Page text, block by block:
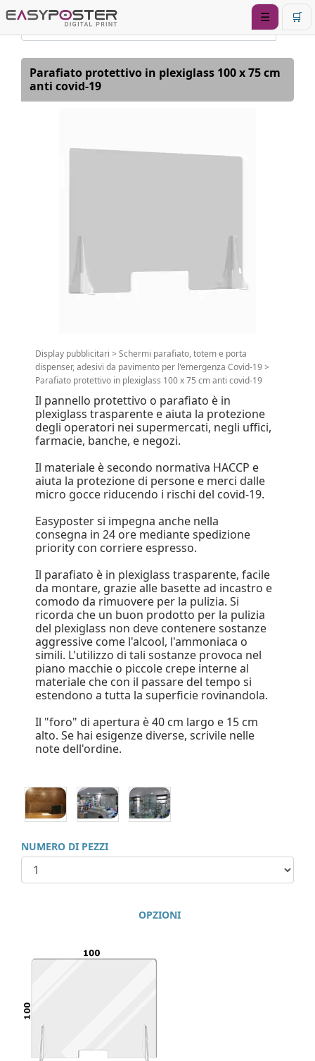
☰ 🛒
Parafiato protettivo in plexiglass 100 x 75 cm
anti covid-19
Display pubblicitari > Schermi parafiato, totem e porta
dispenser, adesivi da pavimento per l'emergenza Covid-19>
Parafiato protettivo in plexiglass 100 x 75 cm anti covid-19
Il pannello protettivo o parafiato è in
plexiglass trasparente e aiuta la protezione
degli operatori nei supermercati, negli uffici,
farmacie, banche, e negozi.
Il materiale è secondo normativa HACCP e
aiuta la protezione di persone e merci dalle
micro gocce riducendo i rischi del covid-19.
Easyposter si impegna anche nella
consegna in 24 ore mediante spedizione
priority con corriere espresso.
Il parafiato è in plexiglass trasparente, facile
da montare, grazie alle basette ad incastro e
comodo da rimuovere per la pulizia. Si
ricorda che un buon prodotto per la pulizia
del plexiglass non deve contenere sostanze
aggressive come l'alcool, l'ammoniaca o
simili. L'utilizzo di tali sostanze provoca nel
piano macchie o piccole crepe interne al
materiale che con il passare del tempo si
estendono a tutta la superficie rovinandola.
Il "foro" di apertura è 40 cm largo e 15 cm
alto. Se hai esigenze diverse, scrivile nelle
note dell'ordine.
NUMERO DI PEZZI
OPZIONI